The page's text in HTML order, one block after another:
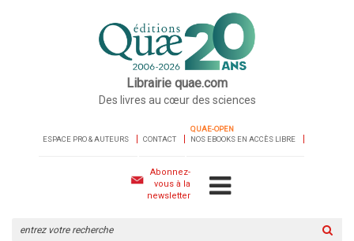
Librairie quae.com
Des livres au cœur des sciences
ESPACE PRO & AUTEURS CONTACT
QUAE-OPEN
NOS EBOOKS EN ACCÈS LIBRE
Abonnez-
vous à la
newsletter